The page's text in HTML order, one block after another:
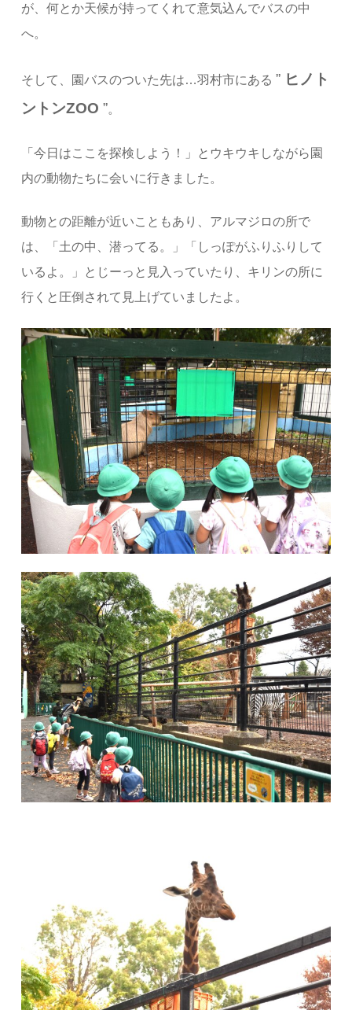
が、何とか天候が持ってくれて意気込んでバスの中
へ。
そして、園バスのついた先は…羽村市にある” ヒノト
ントンZOO ”。
「今日はここを探検しよう！」とウキウキしながら園
内の動物たちに会いに行きました。
動物との距離が近いこともあり、アルマジロの所で
は、「土の中、潜ってる。」「しっぽがふりふりして
いるよ。」とじーっと見入っていたり、キリンの所に
行くと圧倒されて見上げていましたよ。